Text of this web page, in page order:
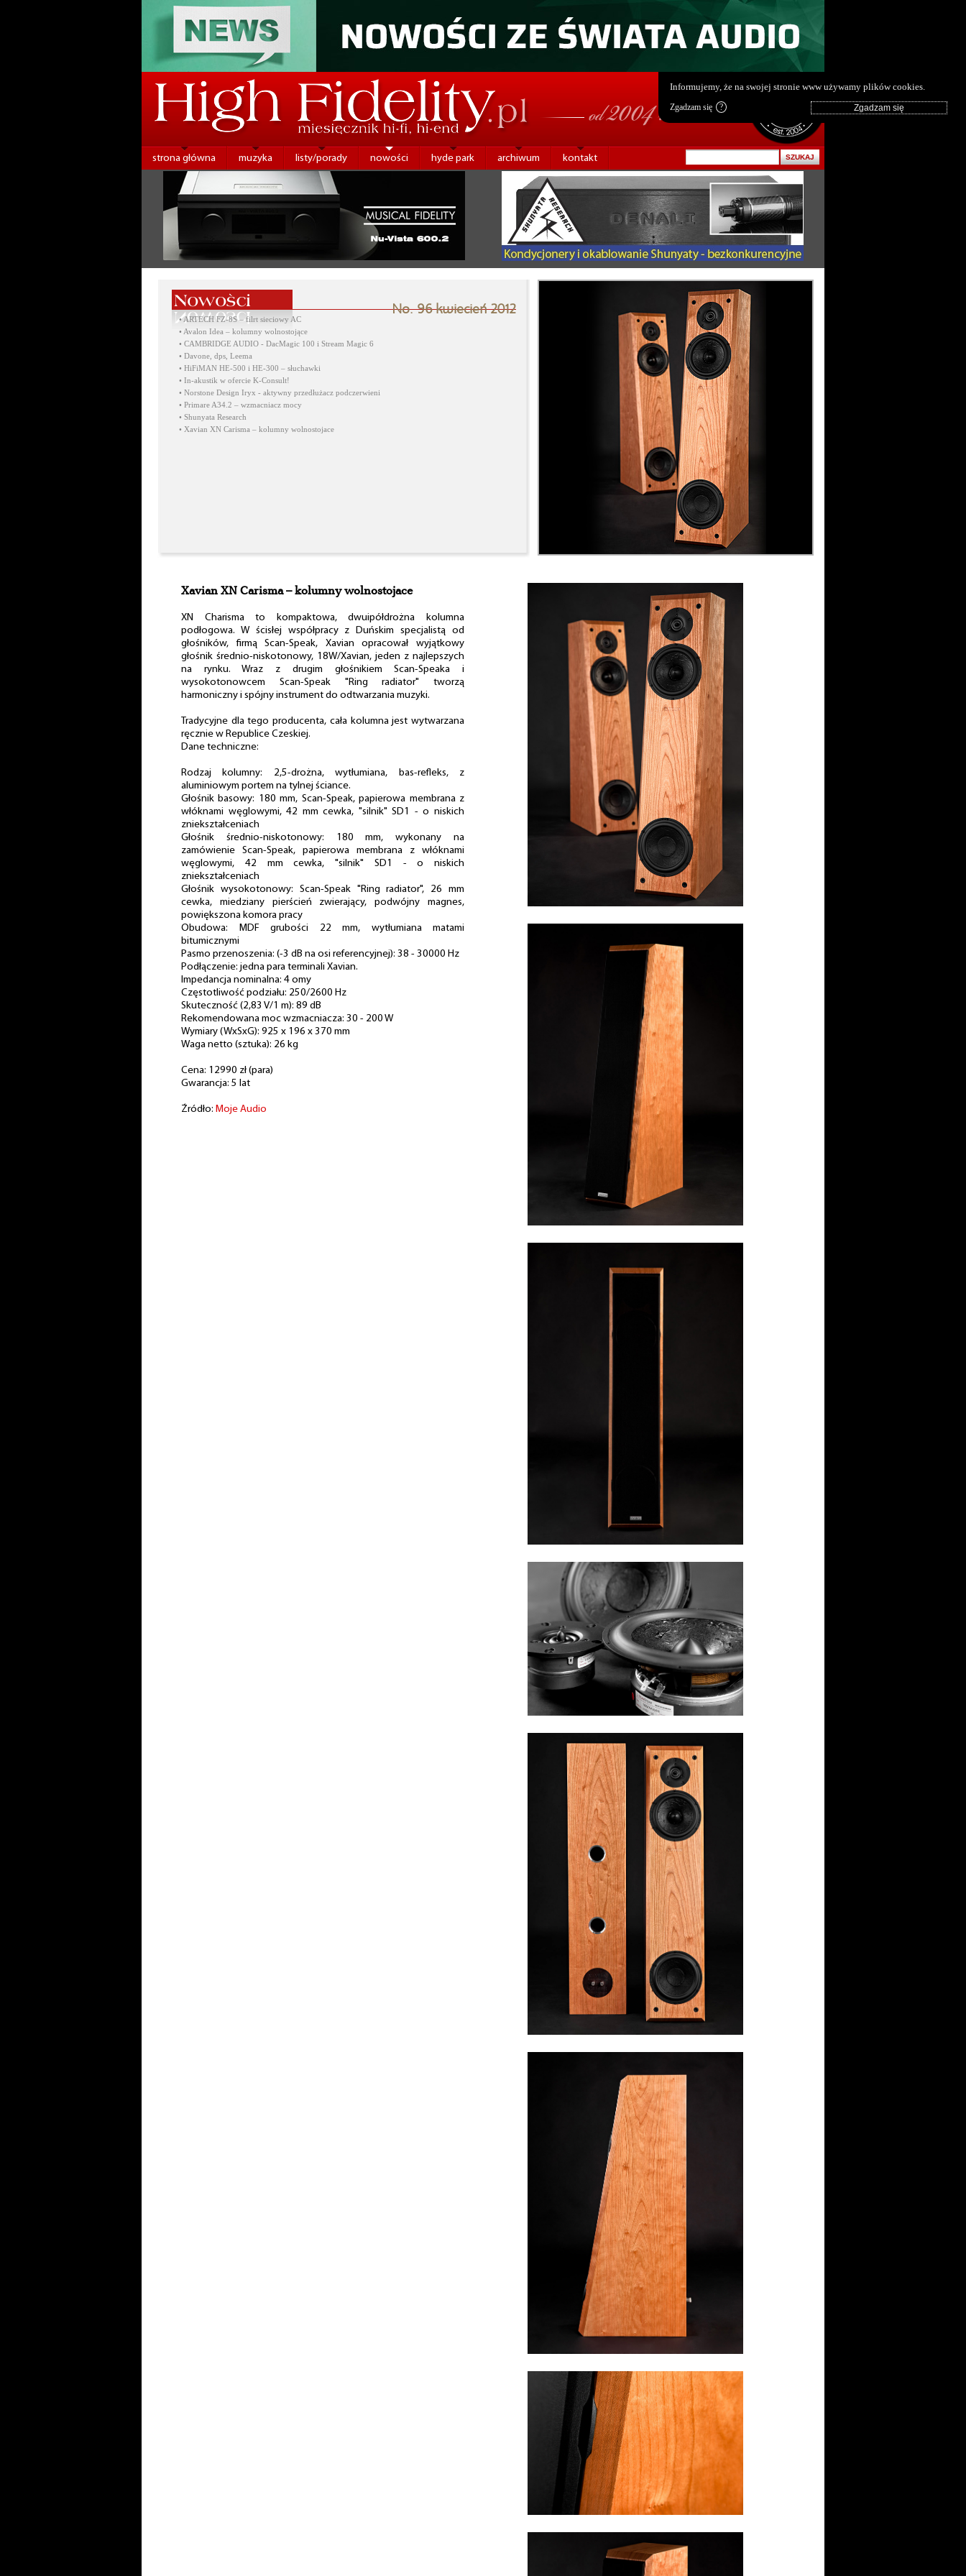
strona główna muzyka listy/porady nowości hyde park archiwum kontakt
No. 96 kwiecień 2012
•ARTECH FZ-8S – filrt sieciowy AC
• Avalon Idea – kolumny wolnostojące
• CAMBRIDGE AUDIO - DacMagic 100 i Stream Magic 6
• Davone, dps, Leema
• HiFiMAN HE-500 i HE-300 – słuchawki
• In-akustik w ofercie K-Consult!
• Norstone Design Iryx - aktywny przedłużacz podczerwieni
• Primare A34.2 – wzmacniacz mocy
• Shunyata Research
• Xavian XN Carisma – kolumny wolnostojace
Xavian XN Carisma – kolumny wolnostojace
XN Charisma to kompaktowa, dwuipółdrożna kolumna
podłogowa. W ścisłej współpracy z Duńskim specjalistą od
głośników, firmą Scan-Speak, Xavian opracował wyjątkowy
głośnik średnio-niskotonowy, 18W/Xavian, jeden z najlepszych
na rynku. Wraz z drugim głośnikiem Scan-Speaka i
wysokotonowcem Scan-Speak "Ring radiator" tworzą
harmoniczny i spójny instrument do odtwarzania muzyki.
Tradycyjne dla tego producenta, cała kolumna jest wytwarzana
ręcznie w Republice Czeskiej.
Dane techniczne:
Rodzaj kolumny: 2,5-drożna, wytłumiana, bas-refleks, z
aluminiowym portem na tylnej ściance.
Głośnik basowy: 180 mm, Scan-Speak, papierowa membrana z
włóknami węglowymi, 42 mm cewka, "silnik" SD1 - o niskich
zniekształceniach
Głośnik średnio-niskotonowy: 180 mm, wykonany na
zamówienie Scan-Speak, papierowa membrana z włóknami
węglowymi, 42 mm cewka, "silnik" SD1 - o niskich
zniekształceniach
Głośnik wysokotonowy: Scan-Speak "Ring radiator", 26 mm
cewka, miedziany pierścień zwierający, podwójny magnes,
powiększona komora pracy
Obudowa: MDF grubości 22 mm, wytłumiana matami
bitumicznymi
Pasmo przenoszenia: (-3 dB na osi referencyjnej): 38 - 30000 Hz
Podłączenie: jedna para terminali Xavian.
Impedancja nominalna: 4 omy
Częstotliwość podziału: 250/2600 Hz
Skuteczność (2,83 V/1 m): 89 dB
Rekomendowana moc wzmacniacza: 30 - 200 W
Wymiary (WxSxG): 925 x 196 x 370 mm
Waga netto (sztuka): 26 kg
Cena: 12990 zł (para)
Gwarancja: 5 lat
Źródło: Moje Audio
Informujemy, że na swojej stronie www używamy plików cookies.
Zgadzam się ?